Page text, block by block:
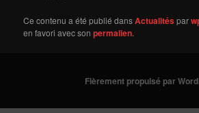
Ce contenu a été publié dansActualitéspar
en favori avec sonpermalien.
Fièrement propulsé par